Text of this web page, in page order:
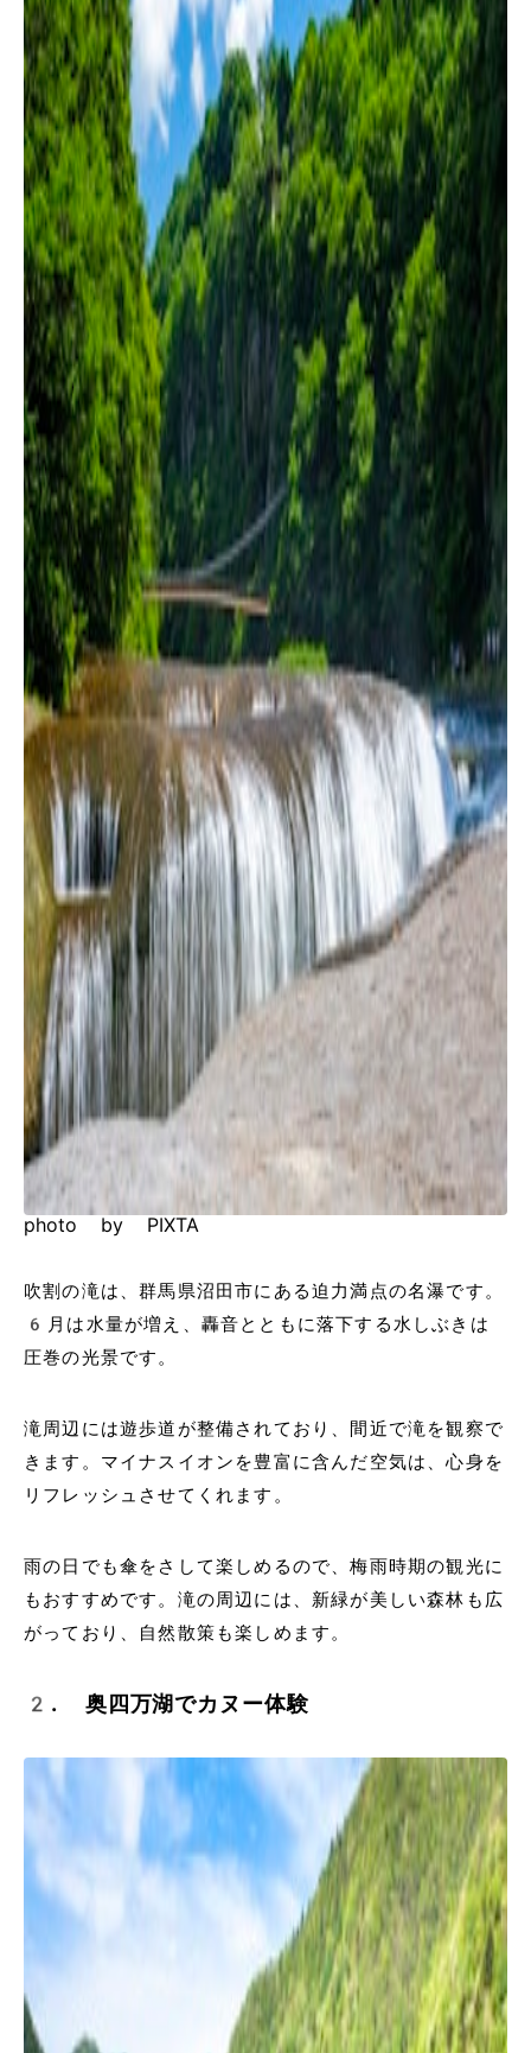
photo by PIXTA
吹割の滝は、群馬県沼田市にある迫力満点の名瀑です。
6月は水量が増え、轟音とともに落下する水しぶきは
圧巻の光景です。
滝周辺には遊歩道が整備されており、間近で滝を観察で
きます。マイナスイオンを豊富に含んだ空気は、心身を
リフレッシュさせてくれます。
雨の日でも傘をさして楽しめるので、梅雨時期の観光に
もおすすめです。滝の周辺には、新緑が美しい森林も広
がっており、自然散策も楽しめます。
2. 奥四万湖でカヌー体験